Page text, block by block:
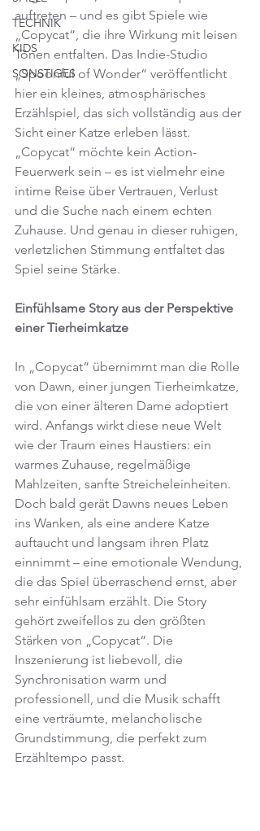
TECHNIK
KIDS
SONSTIGES
auftreten – und es gibt Spiele wie
„Copycat“, die ihre Wirkung mit leisen
Tönen entfalten. Das Indie-Studio
„Spoonful of Wonder“ veröffentlicht
hier ein kleines, atmosphärisches
Erzählspiel, das sich vollständig aus der
Sicht einer Katze erleben lässt.
„Copycat“ möchte kein Action-
Feuerwerk sein – es ist vielmehr eine
intime Reise über Vertrauen, Verlust
und die Suche nach einem echten
Zuhause. Und genau in dieser ruhigen,
verletzlichen Stimmung entfaltet das
Spiel seine Stärke.
Einfühlsame Story aus der Perspektive
einer Tierheimkatze
In „Copycat“ übernimmt man die Rolle
von Dawn, einer jungen Tierheimkatze,
die von einer älteren Dame adoptiert
wird. Anfangs wirkt diese neue Welt
wie der Traum eines Haustiers: ein
warmes Zuhause, regelmäßige
Mahlzeiten, sanfte Streicheleinheiten.
Doch bald gerät Dawns neues Leben
ins Wanken, als eine andere Katze
auftaucht und langsam ihren Platz
einnimmt – eine emotionale Wendung,
die das Spiel überraschend ernst, aber
sehr einfühlsam erzählt. Die Story
gehört zweifellos zu den größten
Stärken von „Copycat“. Die
Inszenierung ist liebevoll, die
Synchronisation warm und
professionell, und die Musik schafft
eine verträumte, melancholische
Grundstimmung, die perfekt zum
Erzähltempo passt.